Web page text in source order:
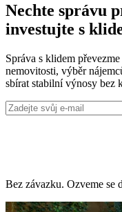
Nechte správu
investujte s
Správa s klidem
nemovitosti, výběr
sbírat stabilní výnosy bez
Bez závazku. Ozveme se